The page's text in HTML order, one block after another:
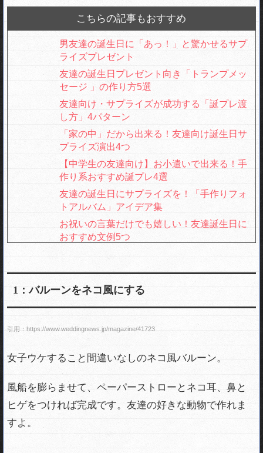
こちらの記事もおすすめ
男友達の誕生日に「あっ！」と驚かせるサプ
ライズプレゼント
友達の誕生日プレゼント向き「トランプメッ
セージ 」の作り方5選
友達向け・サプライズが成功する「誕プレ渡
し方」4パターン
「家の中」だから出来る！友達向け誕生日サ
プライズ演出4つ
【中学生の友達向け】お小遣いで出来る！手
作り系おすすめ誕プレ4選
友達の誕生日にサプライズを！「手作りフォ
トアルバム」アイデア集
お祝いの言葉だけでも嬉しい！友達誕生日に
おすすめ文例5つ
カラオケで誕生日サプライズできる！友達が
喜ぶ飾り付けアイデア
ト」でサプライズ
でお祝い！おすすめ6曲
友達の誕生日サプライズに！100均バルーン
のおしゃれな飾り方7つ
友達誕生日に黒板アートでサプライズ！おす
1：バルーンをネコ風にする
引用：https://www.weddingnews.jp/magazine/41723
女子ウケすること間違いなしのネコ風バルーン。
風船を膨らませて、ペーパーストローとネコ耳、鼻と
ヒゲをつければ完成です。友達の好きな動物で作れま
すよ。